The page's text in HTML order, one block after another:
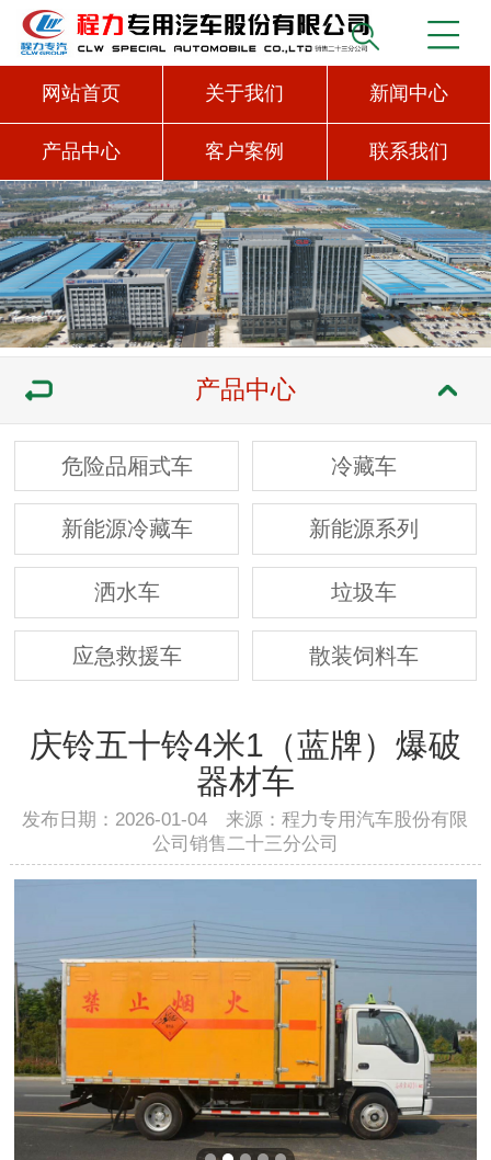
网站首页 关于我们 新闻中心
产品中心 客户案例 联系我们
产品中心
危险品厢式车 冷藏车
新能源冷藏车 新能源系列
洒水车 垃圾车
应急救援车 散装饲料车
庆铃五十铃4米1（蓝牌）爆破
器材车
发布日期：2026-01-04 来源：程力专用汽车股份有限
公司销售二十三分公司